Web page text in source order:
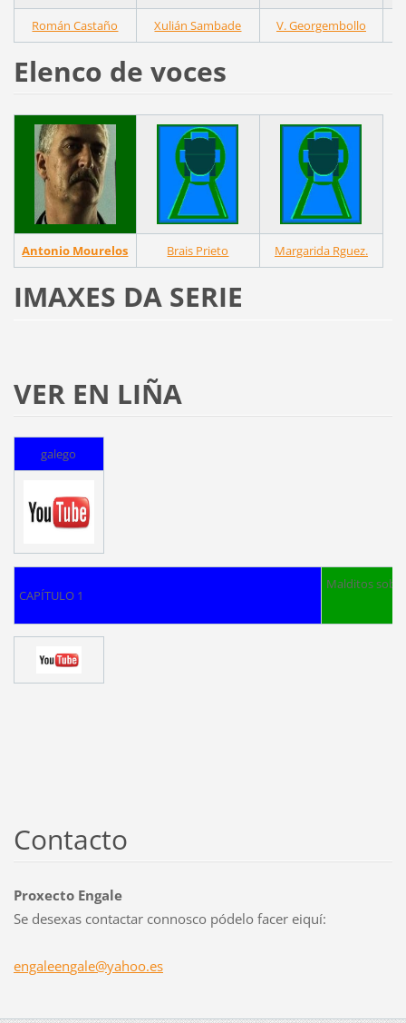
Román Castaño Xulián Sambade V. Georgembollo
Elenco de voces
Antonio Mourelos Brais Prieto Margarida Rguez.
IMAXES DA SERIE
VER EN LIÑA
galego
CAPÍTULO 1
Contacto
Proxecto Engale
Se desexas contactar connosco pódelo facer eiquí:
engaleengale@yahoo.es